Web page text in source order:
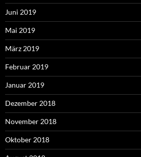
Juni 2019
Mai 2019
März 2019
Februar 2019
Januar 2019
Dezember 2018
November 2018
Oktober 2018